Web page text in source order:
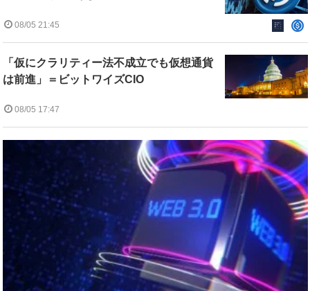
08/05 21:45
「仮にクラリティー法不成立でも仮想通貨
は前進」＝ビットワイズCIO
08/05 17:47